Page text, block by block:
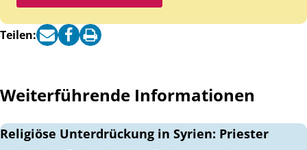
Teilen:
Weiterführende Informationen
Religiöse Unterdrückung in Syrien: Priester